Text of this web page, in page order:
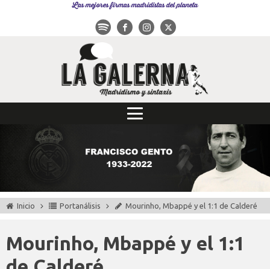
Las mejores firmas madridistas del planeta
Inicio Portanálisis Mourinho, Mbappé y el 1:1 de Calderé
Mourinho, Mbappé y el 1:1